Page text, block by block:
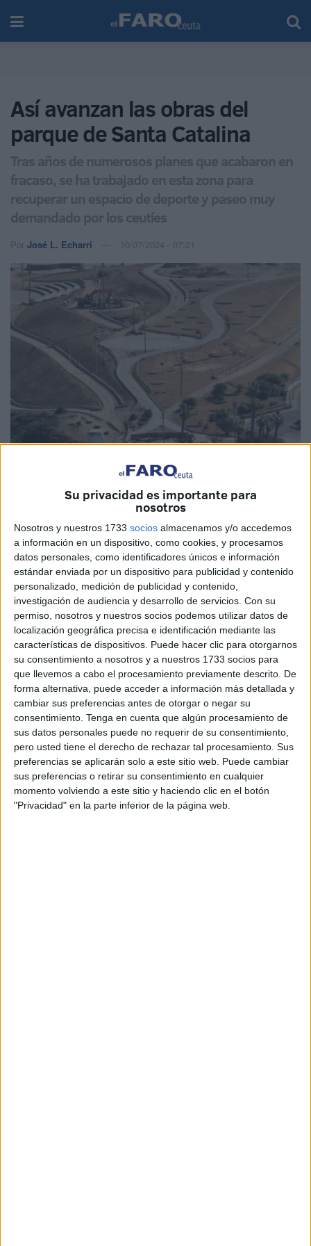
Su privacidad es importante para
nosotros
Nosotros y nuestros 1733 socios almacenamos y/o accedemos
a información en un dispositivo, como cookies, y procesamos
datos personales, como identificadores únicos e información
estándar enviada por un dispositivo para publicidad y contenido
personalizado, medición de publicidad y contenido,
investigación de audiencia y desarrollo de servicios. Con su
permiso, nosotros y nuestros socios podemos utilizar datos de
localización geográfica precisa e identificación mediante las
características de dispositivos. Puede hacer clic para otorgarnos
su consentimiento a nosotros y a nuestros 1733 socios para
que llevemos a cabo el procesamiento previamente descrito. De
forma alternativa, puede acceder a información más detallada y
cambiar sus preferencias antes de otorgar o negar su
consentimiento. Tenga en cuenta que algún procesamiento de
sus datos personales puede no requerir de su consentimiento,
pero usted tiene el derecho de rechazar tal procesamiento. Sus
preferencias se aplicarán solo a este sitio web. Puede cambiar
sus preferencias o retirar su consentimiento en cualquier
momento volviendo a este sitio y haciendo clic en el botón
"Privacidad" en la parte inferior de la página web.
Así avanzan las obras del
parque de Santa Catalina
Tras años de numerosos planes que acabaron en
fracaso, se ha trabajado en esta zona para
recuperar un espacio de deporte y paseo muy
demandado por los ceutíes
Por José L. Echarri 10/07/2024 - 07:21
El parque de Santa Catalinaes uno de los espacios de
Ceuta conmayor potencialdebido a su gran dimensión y
a las vistas que muestra. La obra llevada a cabo para
regenerar el lugar está prevista que finalice en noviembre,
tal y comoha explicado la CiudadaEl Faro.
El proyecto para mejorar este lugar, que ha estadoen
pésimas condicionesdurante muchos años tras
numerosas decepciones registradas, comienza a tener
forma.
Así, hasta esa finalización prevista en noviembre, se
culminará la red de riego soterrado, por encima se le
realizará otro aporte de tierra con una capa vegetal y
nutrientes, y entre los meses de septiembre y octubre se
realizará la siembra de semillas, así como la colocación de